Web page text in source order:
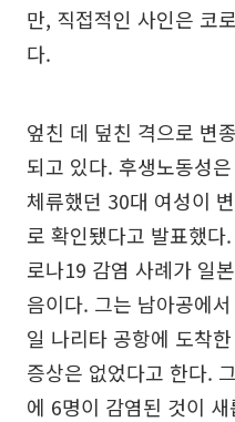
만, 직접적인 사인은 코
다.
엎친 데 덮친 격으로 변
되고 있다. 후생노동성
체류했던 30대 여성이
로 확인됐다고 발표했
로나19 감염 사례가 일
음이다. 그는 남아공에
일 나리타 공항에 도착
증상은 없었다고 한다.
에 6명이 감염된 것이